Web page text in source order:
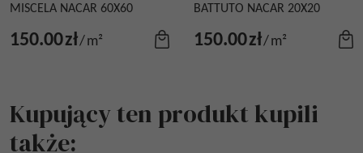
MISCELA NACAR 60X60
150.00zł/m²
BATTUTO NACAR 20X20
150.00zł/m²
Kupujący ten produkt kupili
także: